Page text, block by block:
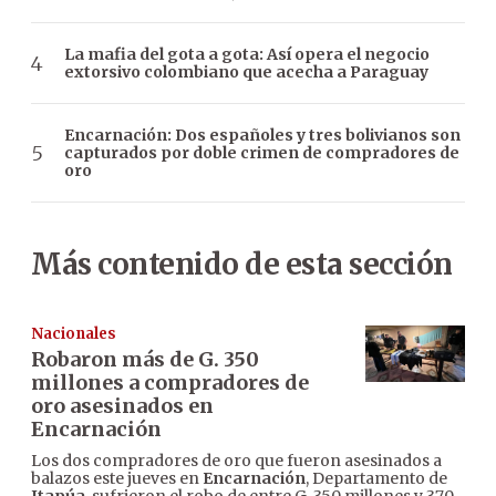
La mafia del gota a gota: Así opera el negocio
extorsivo colombiano que acecha a Paraguay
Encarnación: Dos españoles y tres bolivianos son
capturados por doble crimen de compradores de
oro
Más contenido de esta sección
Nacionales
Robaron más de G. 350
millones a compradores de
oro asesinados en
Encarnación
Los dos compradores de oro que fueron asesinados a
balazos este jueves en Encarnación, Departamento de